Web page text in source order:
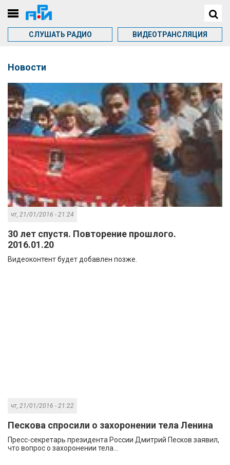
СЛУШАТЬ РАДИО ВИДЕОТРАНСЛЯЦИЯ
Новости
чт, 21/01/2016 - 21:24
30 лет спустя. Повторение прошлого.
2016.01.20
Видеоконтент будет добавлен позже.
чт, 21/01/2016 - 21:22
Пескова спросили о захоронении тела Ленина
Пресс-секретарь президента России Дмитрий Песков заявил,
что вопрос о захоронении тела...